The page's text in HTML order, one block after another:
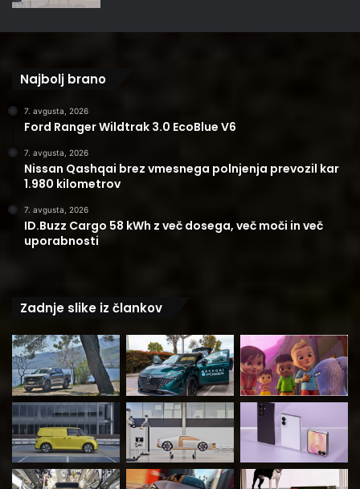
Najbolj brano
7. avgusta, 2026
Ford Ranger Wildtrak 3.0 EcoBlue V6
7. avgusta, 2026
Nissan Qashqai brez vmesnega polnjenja prevozil kar
1.980 kilometrov
7. avgusta, 2026
ID.Buzz Cargo 58 kWh z več dosega, več moči in več
uporabnosti
Zadnje slike iz člankov